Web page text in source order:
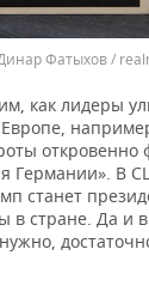
Фатыхов /
как лидеры
Европе,
откровенно
Германии». В
станет
в стране. Да и